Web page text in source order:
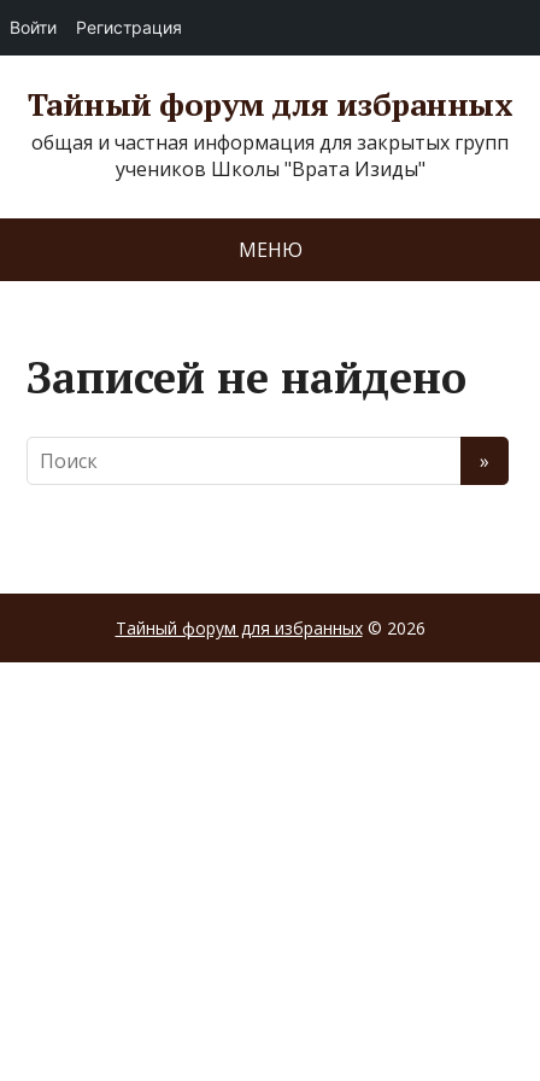
Войти Регистрация
Тайный форум для избранных
общая и частная информация для закрытых групп
учеников Школы "Врата Изиды"
МЕНЮ
Записей не найдено
Тайный форум для избранных© 2026